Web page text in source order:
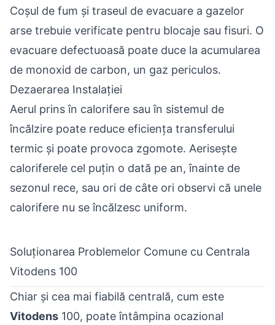
Coșul de fum și traseul de evacuare a gazelor
arse trebuie verificate pentru blocaje sau fisuri. O
evacuare defectuoasă poate duce la acumularea
de monoxid de carbon, un gaz periculos.
Dezaerarea Instalației
Aerul prins în calorifere sau în sistemul de
încălzire poate reduce eficiența transferului
termic și poate provoca zgomote. Aerisește
caloriferele cel puțin o dată pe an, înainte de
sezonul rece, sau ori de câte ori observi că unele
calorifere nu se încălzesc uniform.
Soluționarea Problemelor Comune cu Centrala
Vitodens 100
Chiar și cea mai fiabilă centrală, cum este
Vitodens 100, poate întâmpina ocazional